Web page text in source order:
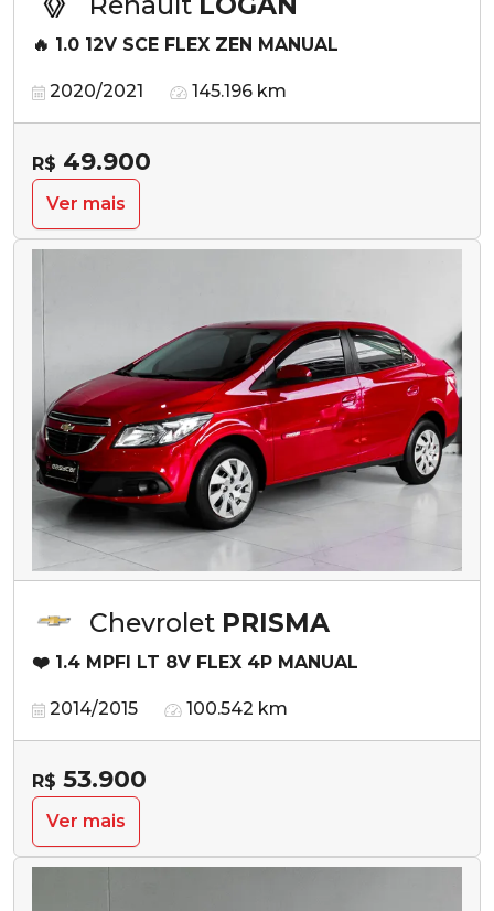
🔥 1.0 12V SCE FLEX ZEN MANUAL
2020/2021 145.196 km
R$ 49.900
Ver mais
Chevrolet PRISMA
❤️ 1.4 MPFI LT 8V FLEX 4P MANUAL
2014/2015 100.542 km
R$ 53.900
Ver mais